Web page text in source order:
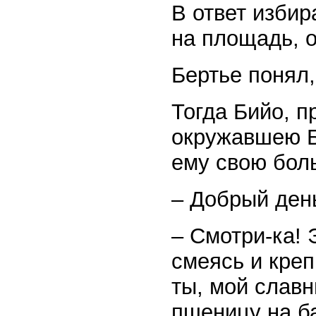
В ответ
на площадь,
Бертье
Тогда Бийо,
окружавшею
ему свою
– Добрый
– Смотри-ка!
смеясь и
ты, мой